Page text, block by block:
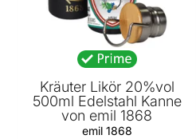
Kräuter Likör 20%vol
500ml Edelstahl Kanne
von emil 1868
emil 1868